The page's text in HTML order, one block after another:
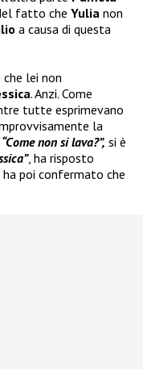
fatto che Yulia non
a causa di questa
lei non
. Anzi. Come
tutte esprimevano
la
“Come non si lava?”, si è
, ha risposto
ha poi confermato che